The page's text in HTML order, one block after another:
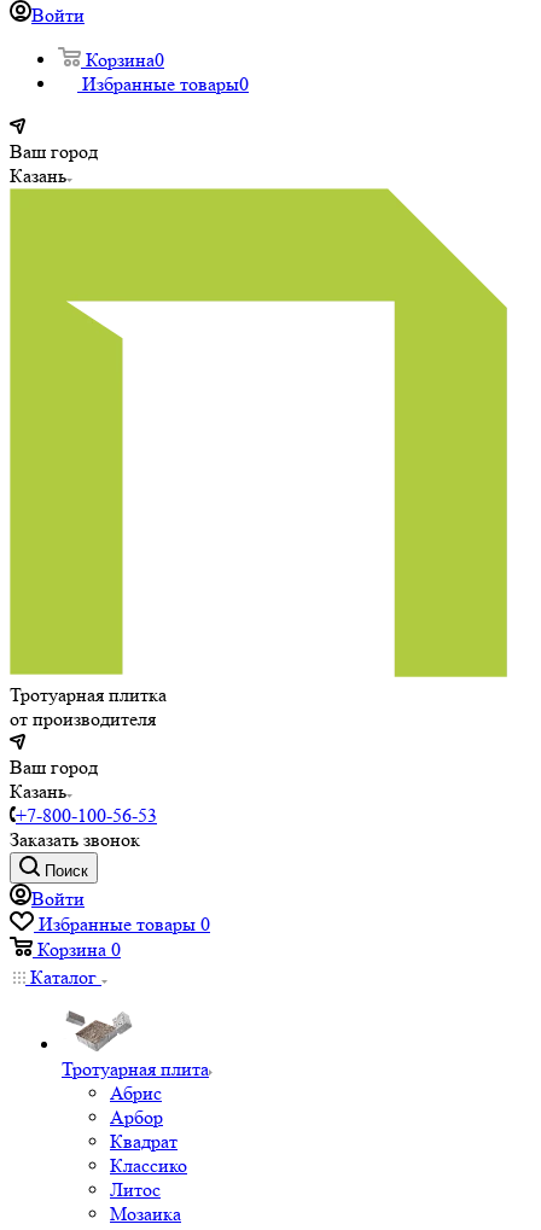
Войти
Корзина0
Избранные товары0
Ваш город
Казань
Тротуарная плитка
от производителя
Ваш город
Казань
+7-800-100-56-53
Заказать звонок
Поиск
Войти
Избранные товары 0
Корзина 0
Каталог
Тротуарная плита
Абрис
Арбор
Квадрат
Классико
Литос
Мозаика